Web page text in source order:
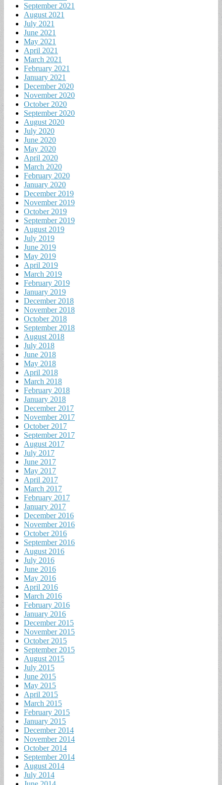
September 2021
August 2021
July 2021
June 2021
May 2021
April 2021
March 2021
February 2021
January 2021
December 2020
November 2020
October 2020
September 2020
August 2020
July 2020
June 2020
May 2020
April 2020
March 2020
February 2020
January 2020
December 2019
November 2019
October 2019
September 2019
August 2019
July 2019
June 2019
May 2019
April 2019
March 2019
February 2019
January 2019
December 2018
November 2018
October 2018
September 2018
August 2018
July 2018
June 2018
May 2018
April 2018
March 2018
February 2018
January 2018
December 2017
November 2017
October 2017
September 2017
August 2017
July 2017
June 2017
May 2017
April 2017
March 2017
February 2017
January 2017
December 2016
November 2016
October 2016
September 2016
August 2016
July 2016
June 2016
May 2016
April 2016
March 2016
February 2016
January 2016
December 2015
November 2015
October 2015
September 2015
August 2015
July 2015
June 2015
May 2015
April 2015
March 2015
February 2015
January 2015
December 2014
November 2014
October 2014
September 2014
August 2014
July 2014